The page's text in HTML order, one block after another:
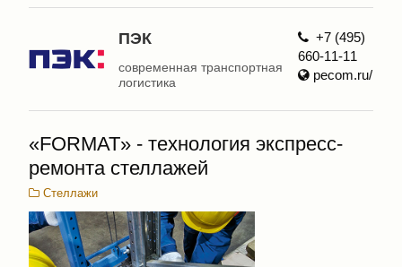
ПЭК
современная транспортная
логистика
+7 (495)
660-11-11
pecom.ru/
«FORMAT» - технология экспресс-
ремонта стеллажей
Стеллажи